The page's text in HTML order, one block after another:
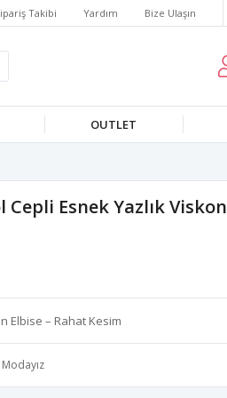
Takibi Yardım Bize Ulaşın
OUTLET
Cepli Esnek Yazlık Viskon
Elbise – Rahat Kesim
Modayız